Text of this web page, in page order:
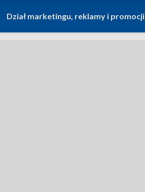
Dział marketingu, reklamy i promocji